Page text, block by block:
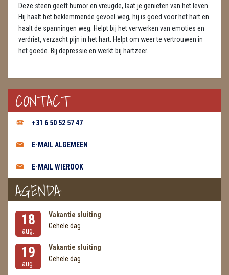
GESLEPEN STENEN
HANGERS
HARTEN
LAMPEN
MASSAGE
METEORIETEN
READING EN PERSOONLIJK ADVIES
RUWE STENEN
SCHEDELS / SKULLS
SELENIET
SPECIALE STUKKEN
Deze steen geeft humor en vreugde, laat je genieten van het leven.
Hij haalt het beklemmende gevoel weg, hij is goed voor het hart en
haalt de spanningen weg. Helpt bij het verwerken van emoties en
verdriet, verzacht pijn in het hart. Helpt om weer te vertrouwen in
het goede. Bij depressie en werkt bij hartzeer.
CONTACT
+31 6 50 52 57 47
E-MAIL ALGEMEEN
E-MAIL WIEROOK
AGENDA
18
aug.
Vakantie sluiting
Gehele dag
19
aug.
Vakantie sluiting
Gehele dag